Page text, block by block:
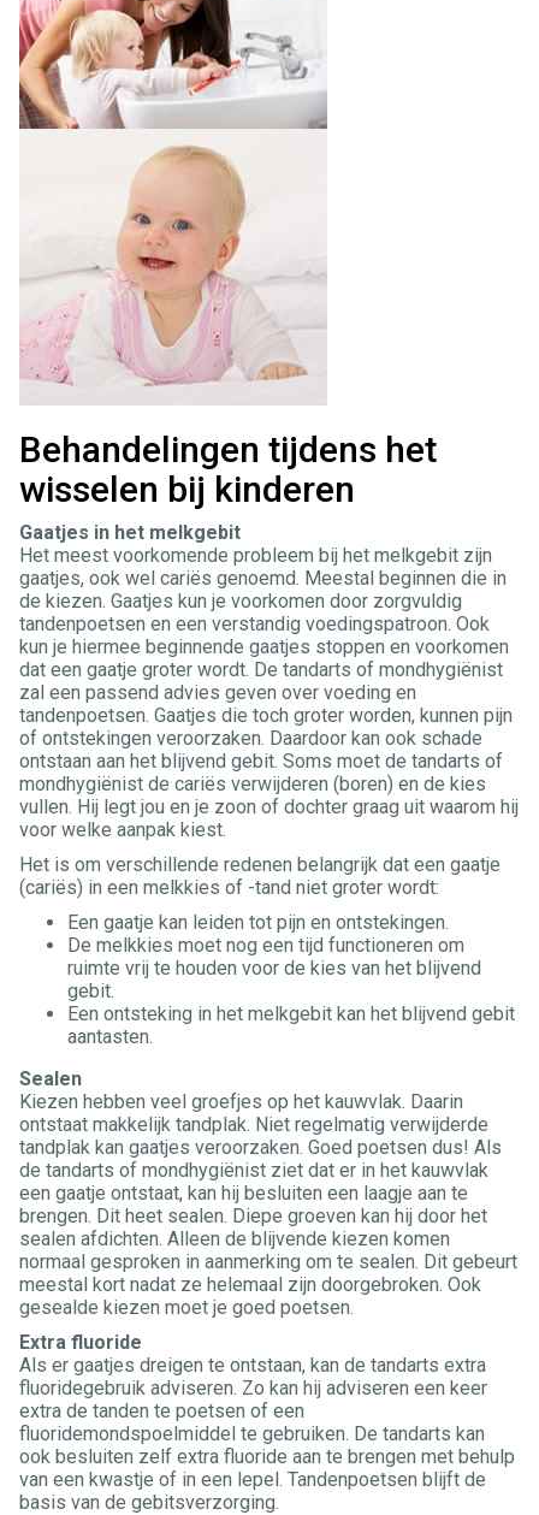
Behandelingen tijdens het
wisselen bij kinderen
Gaatjes in het melkgebit
Het meest voorkomende probleem bij het melkgebit zijn
gaatjes, ook wel cariës genoemd. Meestal beginnen die in
de kiezen. Gaatjes kun je voorkomen door zorgvuldig
tandenpoetsen en een verstandig voedingspatroon. Ook
kun je hiermee beginnende gaatjes stoppen en voorkomen
dat een gaatje groter wordt. De tandarts of mondhygiënist
zal een passend advies geven over voeding en
tandenpoetsen. Gaatjes die toch groter worden, kunnen pijn
of ontstekingen veroorzaken. Daardoor kan ook schade
ontstaan aan het blijvend gebit. Soms moet de tandarts of
mondhygiënist de cariës verwijderen (boren) en de kies
vullen. Hij legt jou en je zoon of dochter graag uit waarom hij
voor welke aanpak kiest.
Het is om verschillende redenen belangrijk dat een gaatje
(cariës) in een melkkies of -tand niet groter wordt:
Een gaatje kan leiden tot pijn en ontstekingen.
De melkkies moet nog een tijd functioneren om
ruimte vrij te houden voor de kies van het blijvend
gebit.
Een ontsteking in het melkgebit kan het blijvend gebit
aantasten.
Sealen
Kiezen hebben veel groefjes op het kauwvlak. Daarin
ontstaat makkelijk tandplak. Niet regelmatig verwijderde
tandplak kan gaatjes veroorzaken. Goed poetsen dus! Als
de tandarts of mondhygiënist ziet dat er in het kauwvlak
een gaatje ontstaat, kan hij besluiten een laagje aan te
brengen. Dit heet sealen. Diepe groeven kan hij door het
sealen afdichten. Alleen de blijvende kiezen komen
normaal gesproken in aanmerking om te sealen. Dit gebeurt
meestal kort nadat ze helemaal zijn doorgebroken. Ook
gesealde kiezen moet je goed poetsen.
Extra fluoride
Als er gaatjes dreigen te ontstaan, kan de tandarts extra
fluoridegebruik adviseren. Zo kan hij adviseren een keer
extra de tanden te poetsen of een
fluoridemondspoelmiddel te gebruiken. De tandarts kan
ook besluiten zelf extra fluoride aan te brengen met behulp
van een kwastje of in een lepel. Tandenpoetsen blijft de
basis van de gebitsverzorging.